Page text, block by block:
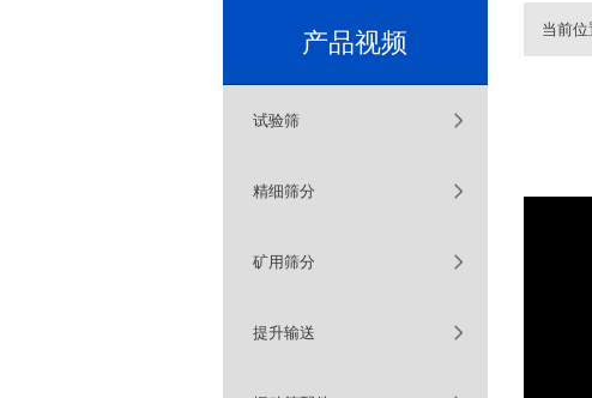
产品视频
试验筛
精细筛分
矿用筛分
提升输送
当前位